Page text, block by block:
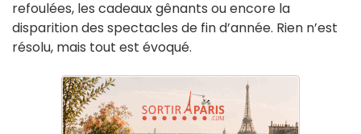
refoulées, les cadeaux gênants ou encore la
disparition des spectacles de fin d’année. Rien n’est
résolu, mais tout est évoqué.